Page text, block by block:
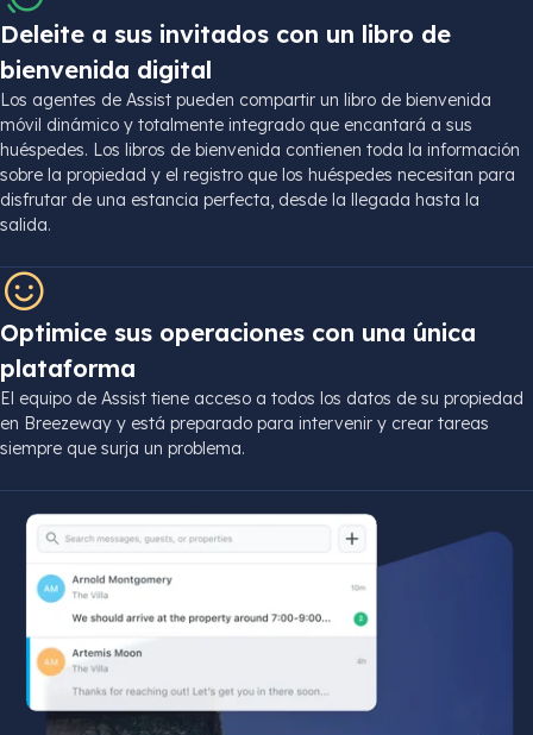
Deleite a sus invitados con un libro de
bienvenida digital
Los agentes de Assist pueden compartir un libro de bienvenida
móvil dinámico y totalmente integrado que encantará a sus
huéspedes. Los libros de bienvenida contienen toda la información
sobre la propiedad y el registro que los huéspedes necesitan para
disfrutar de una estancia perfecta, desde la llegada hasta la
salida.
Optimice sus operaciones con una única
plataforma
El equipo de Assist tiene acceso a todos los datos de su propiedad
en Breezeway y está preparado para intervenir y crear tareas
siempre que surja un problema.